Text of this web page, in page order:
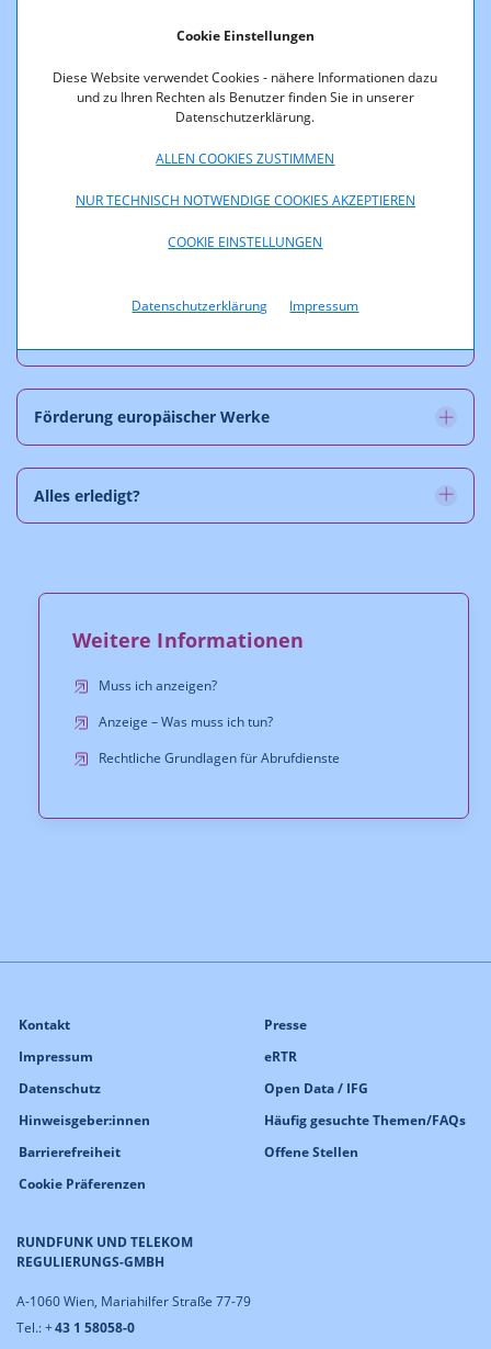
Cookie Einstellungen
Diese Website verwendet Cookies - nähere Informationen dazu
und zu Ihren Rechten als Benutzer finden Sie in unserer
Datenschutzerklärung.
ALLEN COOKIES ZUSTIMMEN
NUR TECHNISCH NOTWENDIGE COOKIES AKZEPTIEREN
COOKIE EINSTELLUNGEN
Datenschutzerklärung Impressum
Finanzierungsbeitrag
Förderung europäischer Werke
Alles erledigt?
Weitere Informationen
Muss ich anzeigen?
Anzeige – Was muss ich tun?
Rechtliche Grundlagen für Abrufdienste
RUNDFUNK UND TELEKOM
REGULIERUNGS-GMBH
A-1060 Wien, Mariahilfer Straße 77-79
Tel.: +43 1 58058-0
Kontakt
Impressum
Datenschutz
Hinweisgeber:innen
Barrierefreiheit
Cookie Präferenzen
Presse
eRTR
Open Data / IFG
Häufig gesuchte Themen/FAQs
Offene Stellen